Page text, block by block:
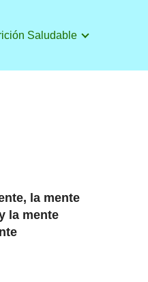
Saludable
la mente
la mente